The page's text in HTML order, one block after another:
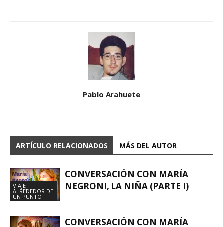
Pablo Arahuete
ARTÍCULO RELACIONADOS MÁS DEL AUTOR
VIAJE
ALREDEDOR DE
UN PUNTO
CONVERSACIÓN CON MARÍA
NEGRONI, LA NIÑA (PARTE I)
CONVERSACIÓN CON MARÍA